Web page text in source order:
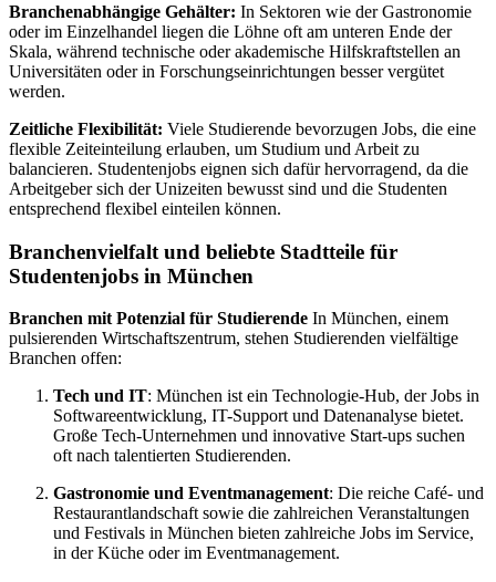
Branchenabhängige Gehälter: In Sektoren wie der Gastronomie
oder im Einzelhandel liegen die Löhne oft am unteren Ende der
Skala, während technische oder akademische Hilfskraftstellen an
Universitäten oder in Forschungseinrichtungen besser vergütet
werden.
Zeitliche Flexibilität: Viele Studierende bevorzugen Jobs, die eine
flexible Zeiteinteilung erlauben, um Studium und Arbeit zu
balancieren. Studentenjobs eignen sich dafür hervorragend, da die
Arbeitgeber sich der Unizeiten bewusst sind und die Studenten
entsprechend flexibel einteilen können.
Branchenvielfalt und beliebte Stadtteile für
Studentenjobs in München
Branchen mit Potenzial für Studierende In München, einem
pulsierenden Wirtschaftszentrum, stehen Studierenden vielfältige
Branchen offen:
Tech und IT: München ist ein Technologie-Hub, der Jobs in
Softwareentwicklung, IT-Support und Datenanalyse bietet.
Große Tech-Unternehmen und innovative Start-ups suchen
oft nach talentierten Studierenden.
Gastronomie und Eventmanagement: Die reiche Café- und
Restaurantlandschaft sowie die zahlreichen Veranstaltungen
und Festivals in München bieten zahlreiche Jobs im Service,
in der Küche oder im Eventmanagement.